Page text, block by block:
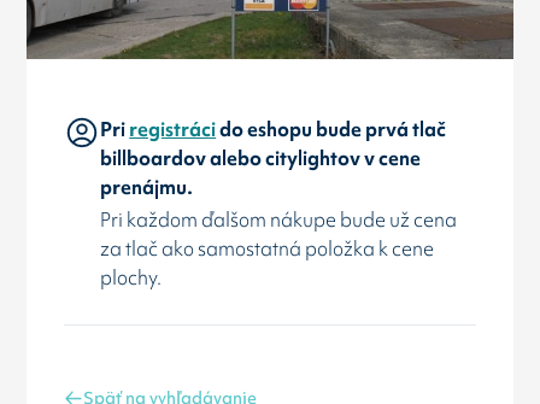
Priregistrácido eshopu bude prvá tlač
billboardov alebo citylightov v cene
prenájmu.
Pri každom ďalšom nákupe bude už cena
za tlač ako samostatná položka k cene
plochy.
Späť na vyhľadávanie